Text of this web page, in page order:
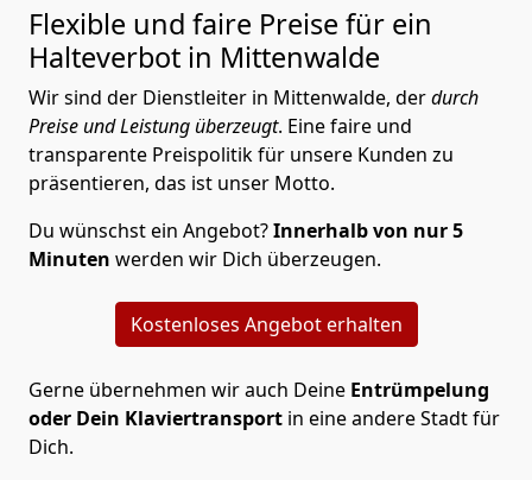
Flexible und faire Preise für ein
Halteverbot in Mittenwalde
Wir sind der Dienstleiter in Mittenwalde, derdurch
Preise und Leistung überzeugt. Eine faire und
transparente Preispolitik für unsere Kunden zu
präsentieren, das ist unser Motto.
Du wünschst ein Angebot?Innerhalb von nur 5
Minuten werden wir Dich überzeugen.
Kostenloses Angebot erhalten
Gerne übernehmen wir auch Deine Entrümpelung
oder Dein Klaviertransport in eine andere Stadt für
Dich.